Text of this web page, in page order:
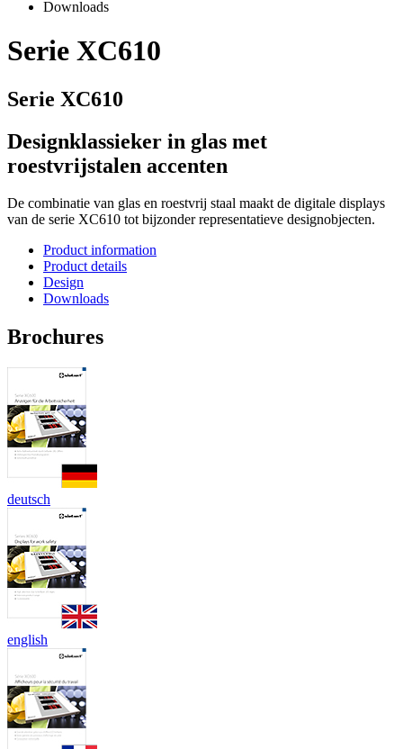
Downloads
Serie XC610
Serie XC610
Designklassieker in glas met
roestvrijstalen accenten
De combinatie van glas en roestvrij staal maakt de digitale displays
van de serie XC610 tot bijzonder representatieve designobjecten.
Product information
Product details
Design
Downloads
Brochures
deutsch
english